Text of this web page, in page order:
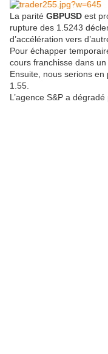
La parité GBPUSD est
rupture des 1.5243
d’accélération vers
Pour échapper
cours franchisse dans
Ensuite, nous serions en
1.55.
L’agence S&P a dégradé